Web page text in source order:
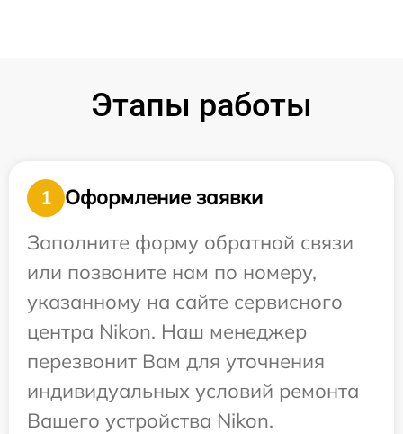
Этапы работы
1
Оформление заявки
Заполните форму обратной связи
или позвоните нам по номеру,
указанному на сайте сервисного
центра Nikon. Наш менеджер
перезвонит Вам для уточнения
индивидуальных условий ремонта
Вашего устройства Nikon.